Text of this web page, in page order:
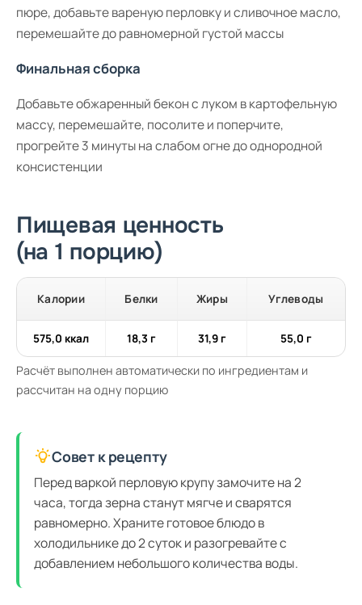
пюре, добавьте вареную перловку и сливочное масло,
перемешайте до равномерной густой массы
Финальная сборка
Добавьте обжаренный бекон с луком в картофельную
массу, перемешайте, посолите и поперчите,
прогрейте 3 минуты на слабом огне до однородной
консистенции
Пищевая ценность
(на 1 порцию)
Калории Белки Жиры Углеводы
575,0 ккал 18,3 г 31,9 г 55,0 г
Расчёт выполнен автоматически по ингредиентам и
рассчитан на одну порцию
Совет к рецепту
Перед варкой перловую крупу замочите на 2
часа, тогда зерна станут мягче и сварятся
равномерно. Храните готовое блюдо в
холодильнике до 2 суток и разогревайте с
добавлением небольшого количества воды.